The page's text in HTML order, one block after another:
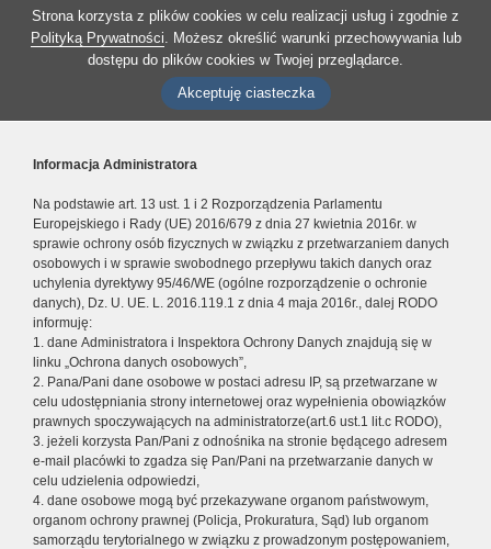
Strona korzysta z plików cookies w celu realizacji usług i zgodnie z
Polityką Prywatności. Możesz określić warunki przechowywania lub
dostępu do plików cookies w Twojej przeglądarce.
Akceptuję ciasteczka
Informacja Administratora
Na podstawie art. 13 ust. 1 i 2 Rozporządzenia Parlamentu
Europejskiego i Rady (UE) 2016/679 z dnia 27 kwietnia 2016r. w
sprawie ochrony osób fizycznych w związku z przetwarzaniem danych
osobowych i w sprawie swobodnego przepływu takich danych oraz
uchylenia dyrektywy 95/46/WE (ogólne rozporządzenie o ochronie
danych), Dz. U. UE. L. 2016.119.1 z dnia 4 maja 2016r., dalej RODO
informuję:
1. dane Administratora i Inspektora Ochrony Danych znajdują się w
linku „Ochrona danych osobowych”,
2. Pana/Pani dane osobowe w postaci adresu IP, są przetwarzane w
celu udostępniania strony internetowej oraz wypełnienia obowiązków
prawnych spoczywających na administratorze(art.6 ust.1 lit.c RODO),
3. jeżeli korzysta Pan/Pani z odnośnika na stronie będącego adresem
e-mail placówki to zgadza się Pan/Pani na przetwarzanie danych w
celu udzielenia odpowiedzi,
4. dane osobowe mogą być przekazywane organom państwowym,
organom ochrony prawnej (Policja, Prokuratura, Sąd) lub organom
samorządu terytorialnego w związku z prowadzonym postępowaniem,